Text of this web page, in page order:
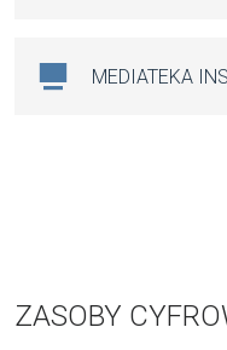
MEDIATEKA
ZASOBY